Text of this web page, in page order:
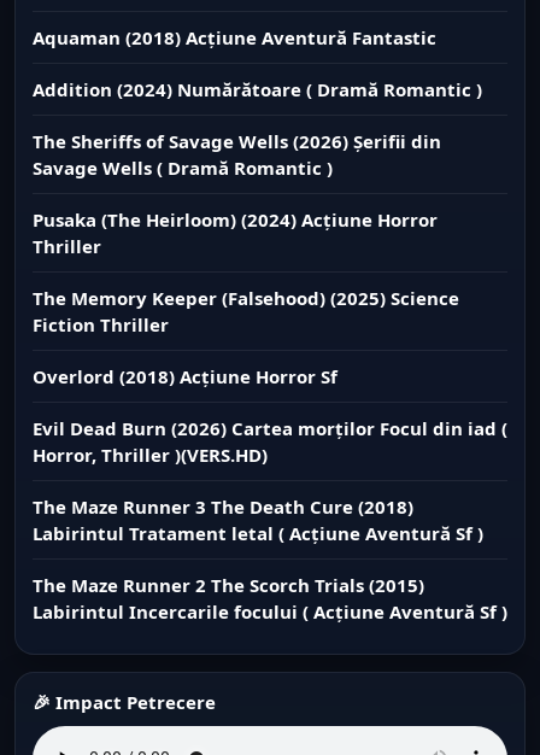
Aquaman (2018) Acțiune Aventură Fantastic
Addition (2024) Numărătoare ( Dramă Romantic )
The Sheriffs of Savage Wells (2026) Șerifii din
Savage Wells ( Dramă Romantic )
Pusaka (The Heirloom) (2024) Acțiune Horror
Thriller
The Memory Keeper (Falsehood) (2025) Science
Fiction Thriller
Overlord (2018) Acțiune Horror Sf
Evil Dead Burn (2026) Cartea morților Focul din iad (
Horror, Thriller )(VERS.HD)
The Maze Runner 3 The Death Cure (2018)
Labirintul Tratament letal ( Acțiune Aventură Sf )
The Maze Runner 2 The Scorch Trials (2015)
Labirintul Incercarile focului ( Acțiune Aventură Sf )
🎉 Impact Petrecere